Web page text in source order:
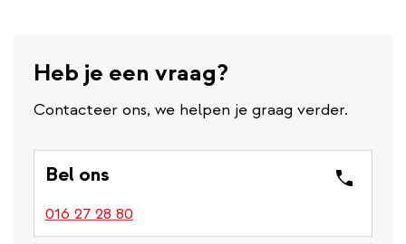
Heb je een vraag?
Contacteer ons, we helpen je graag verder.
Bel ons
016 27 28 80